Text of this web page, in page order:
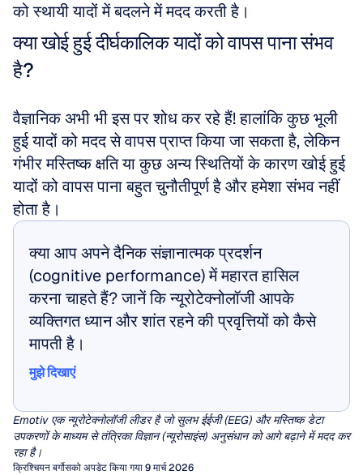
को स्थायी यादों में बदलने में मदद करती है।
क्या खोई हुई दीर्घकालिक यादों को वापस पाना संभव
है?
वैज्ञानिक अभी भी इस पर शोध कर रहे हैं! हालांकि कुछ भूली
हुई यादों को मदद से वापस प्राप्त किया जा सकता है, लेकिन
गंभीर मस्तिष्क क्षति या कुछ अन्य स्थितियों के कारण खोई हुई
यादों को वापस पाना बहुत चुनौतीपूर्ण है और हमेशा संभव नहीं
होता है।
क्या आप अपने दैनिक संज्ञानात्मक प्रदर्शन
(cognitive performance) में महारत हासिल
करना चाहते हैं? जानें कि न्यूरोटेक्नोलॉजी आपके
व्यक्तिगत ध्यान और शांत रहने की प्रवृत्तियों को कैसे
मापती है।
मुझे दिखाएं
Emotiv एक न्यूरोटेक्नोलॉजी लीडर है जो सुलभ ईईजी (EEG) और मस्तिष्क डेटा
उपकरणों के माध्यम से तंत्रिका विज्ञान (न्यूरोसाइंस) अनुसंधान को आगे बढ़ाने में मदद कर
रहा है।
क्रिश्चियन बर्गोसको अपडेट किया गया 9 मार्च 2026